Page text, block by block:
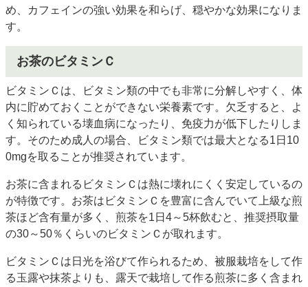
め、カフェインの強い効果を和らげ、穏やかな効果になりま
す。
お茶のビタミンＣ
ビタミンＣは、ビタミン類の中でも非常に分解しやすく、体
内に貯めておくことができない栄養素です。欠乏すると、よ
く知られている壊血病になったり、免疫力が低下したりしま
す。そのため成人の場合、ビタミン類では最大となる1日10
0mgを取ることが推奨されています。
お茶に含まれるビタミンＣは熱に壊れにくく安定しているの
が特徴です。お茶はビタミンＣを豊富に含んでいて上級な煎
茶ほど含有量が多く、煎茶を1日4～5杯飲むと、推奨摂取量
の30～50％くらいのビタミンＣが取れます。
ビタミンＣは日光を浴びて作られるため、被服栽培をして作
る玉露や抹茶よりも、露天で栽培して作る煎茶に多く含まれ